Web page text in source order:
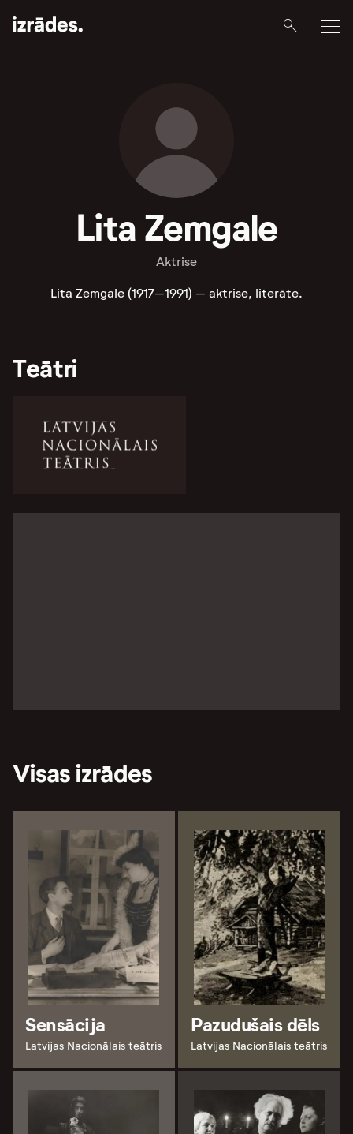
Lita Zemgale
Aktrise
Lita Zemgale (1917–1991) – aktrise, literāte.
Teātri
Visas izrādes
Sensācija
Latvijas Nacionālais teātris
Pazudušais dēls
Latvijas Nacionālais teātris